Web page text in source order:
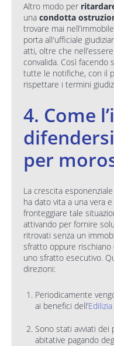
Altro modo per
una condotta
trovare mai
porta all'ufficiale
atti, oltre che
convalida. Così facendo
tutte le notifiche, con il
rispettare i termini
4. Come
per
La crescita
ha dato vita a una vera
fronteggiare tale
attivando per fornire
ritrovati senza un
sfratto oppure rischiano
uno sfratto esecutivo.
direzioni:
Periodicamente
ai benefici dell’
Sono stati avviati
abitative pagando